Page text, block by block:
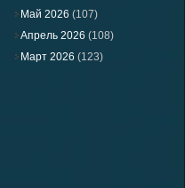
Май 2026 (107)
Апрель 2026 (108)
Март 2026 (123)